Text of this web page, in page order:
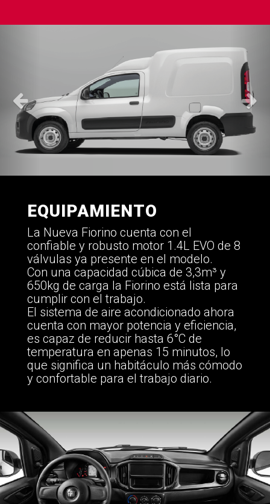
EQUIPAMIENTO
La Nueva Fiorino cuenta con el
confiable y robusto motor 1.4L EVO de 8
válvulas ya presente en el modelo.
Con una capacidad cúbica de 3,3m³ y
650kg de carga la Fiorino está lista para
cumplir con el trabajo.
El sistema de aire acondicionado ahora
cuenta con mayor potencia y eficiencia,
es capaz de reducir hasta 6°C de
temperatura en apenas 15 minutos, lo
que significa un habitáculo más cómodo
y confortable para el trabajo diario.